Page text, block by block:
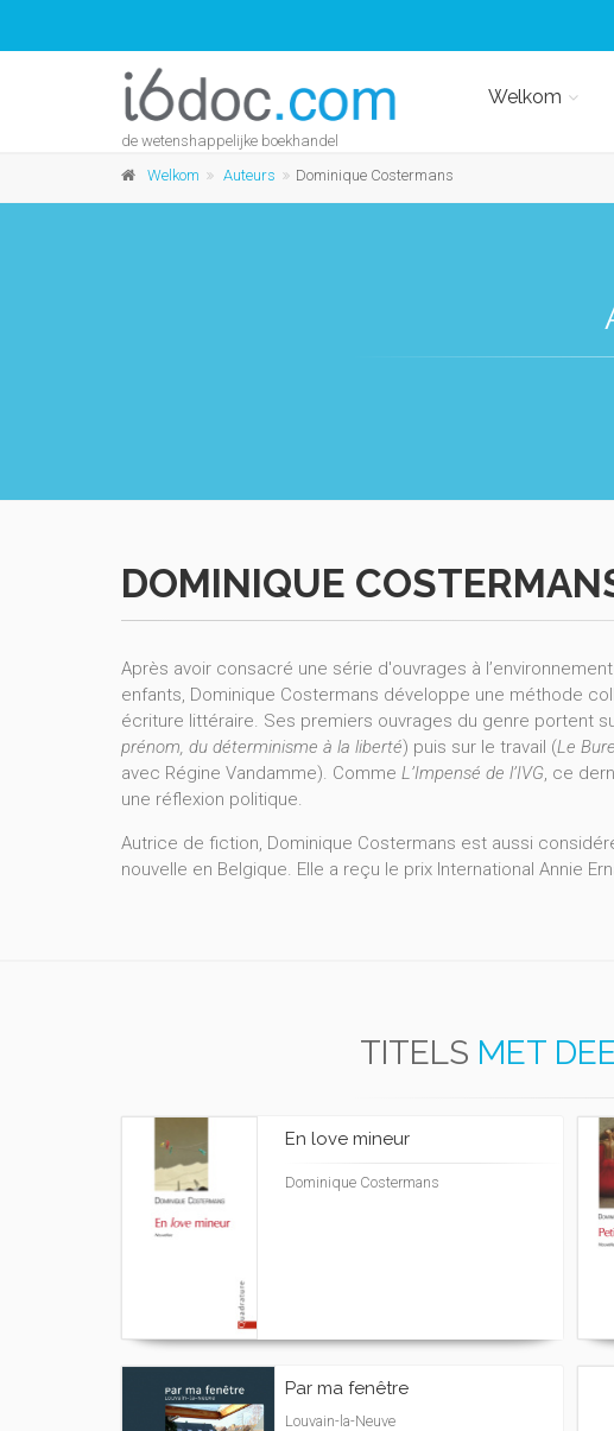
de wetenshappelijke boekhandel
Welkom
Welkom Auteurs Dominique Costermans
DOMINIQUE
Après avoir consacré une série d'ouvrages à
enfants, Dominique Costermans développe une méthode
écriture littéraire. Ses premiers ouvrages du genre portent
prénom, du déterminisme à la liberté) puis sur le travail (Le
avec Régine Vandamme). Comme L’Impensé de l’IVG, ce
une réflexion politique.
Autrice de fiction, Dominique Costermans est aussi
nouvelle en Belgique. Elle a reçu le prix International Annie
TITELS MET
En love mineur
Dominique Costermans
Par ma fenêtre
Louvain-la-Neuve